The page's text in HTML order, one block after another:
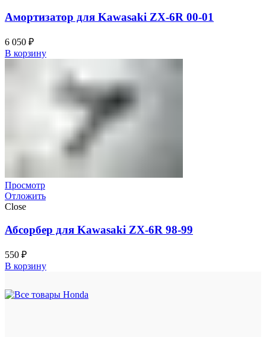
Амортизатор для Kawasaki ZX-6R 00-01
6 050 ₽
В корзину
Просмотр
Отложить
Close
Абсорбер для Kawasaki ZX-6R 98-99
550 ₽
В корзину